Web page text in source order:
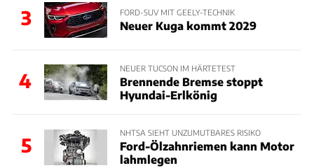
3 FORD-SUV MIT GEELY-TECHNIK
Neuer Kuga kommt 2029
4
NEUER TUCSON IM HÄRTETEST
Brennende Bremse stoppt
Hyundai-Erlkönig
5
NHTSA SIEHT UNZUMUTBARES RISIKO
Ford-Ölzahnriemen kann Motor
lahmlegen